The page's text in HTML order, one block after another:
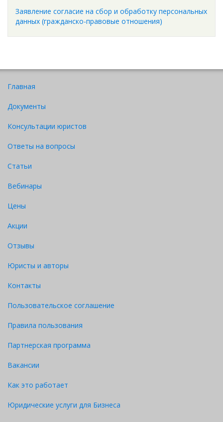
Заявление согласие на сбор и обработку персональных
данных (гражданско-правовые отношения)
Главная
Документы
Консультации юристов
Ответы на вопросы
Статьи
Вебинары
Цены
Акции
Отзывы
Юристы и авторы
Контакты
Пользовательское соглашение
Правила пользования
Партнерская программа
Вакансии
Как это работает
Юридические услуги для Бизнеса